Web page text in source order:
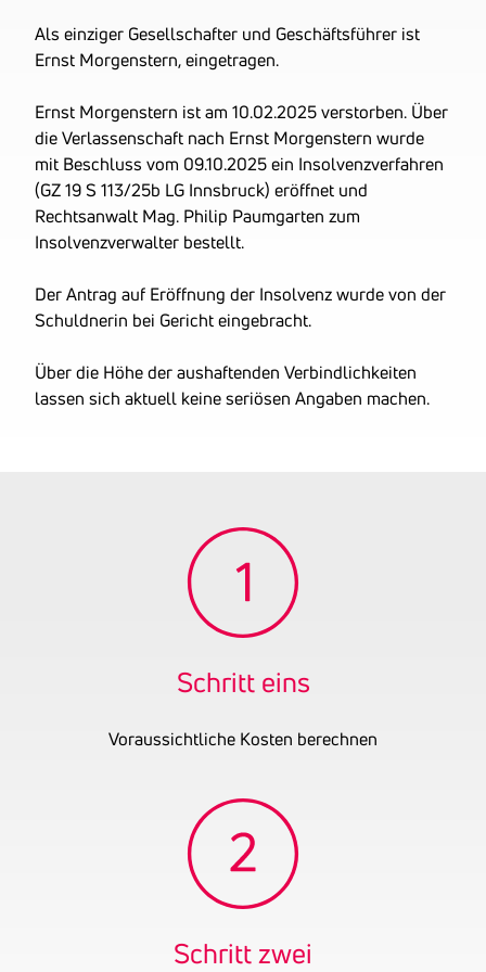
Firmenbuchnummer
FN 144520 f
UID-Nummer
ATU60508846
Datum der letzten
Bilanz
30.06.2023
Ehemalige
Firmennamen
ERM Beteiligungs-GmbH
FIRMA GELÖSCHT
Als einziger Gesellschafter und Geschäftsführer ist
Ernst Morgenstern, eingetragen.
Ernst Morgenstern ist am 10.02.2025 verstorben. Über
die Verlassenschaft nach Ernst Morgenstern wurde
mit Beschluss vom 09.10.2025 ein Insolvenzverfahren
(GZ 19 S 113/25b LG Innsbruck) eröffnet und
Rechtsanwalt Mag. Philip Paumgarten zum
Insolvenzverwalter bestellt.
Der Antrag auf Eröffnung der Insolvenz wurde von der
Schuldnerin bei Gericht eingebracht.
Über die Höhe der aushaftenden Verbindlichkeiten
lassen sich aktuell keine seriösen Angaben machen.
Schritt eins
Voraussichtliche Kosten berechnen
Schritt zwei